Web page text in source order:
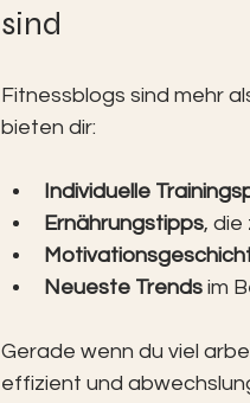
sind
Fitnessblogs sind mehr
bieten dir:
Individuelle
Ernährungstipps, die
Neueste Trends im
Gerade wenn du viel
effizient und